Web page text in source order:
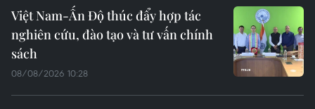
Việt Nam-Ấn Độ thúc đẩy hợp tác
nghiên cứu, đào tạo và tư vấn chính
sách
08/08/2026 10:28